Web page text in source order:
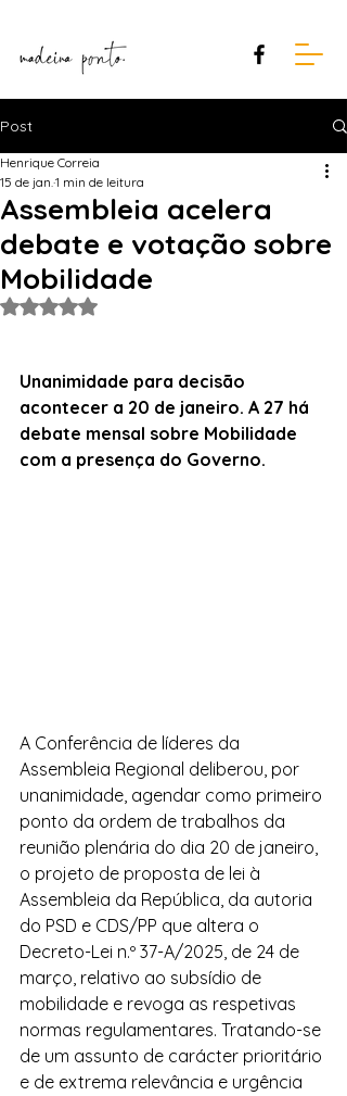
Post
Assembleia acelera
debate e votação sobre
Mobilidade
Henrique Correia
15 de jan.1 min de leitura
Avaliado com NaN de 5 estrelas.
Unanimidade para decisão
acontecer a 20 de janeiro. A 27 há
debate mensal sobre Mobilidade
com a presença do Governo.
A Conferência de líderes da
Assembleia Regional deliberou, por
unanimidade, agendar como primeiro
ponto da ordem de trabalhos da
reunião plenária do dia 20 de janeiro,
o projeto de proposta de lei à
Assembleia da República, da autoria
do PSD e CDS/PP que altera o
Decreto-Lei n.º 37-A/2025, de 24 de
março, relativo ao subsídio de
mobilidade e revoga as respetivas
normas regulamentares. Tratando-se
de um assunto de carácter prioritário
e de extrema relevância e urgência